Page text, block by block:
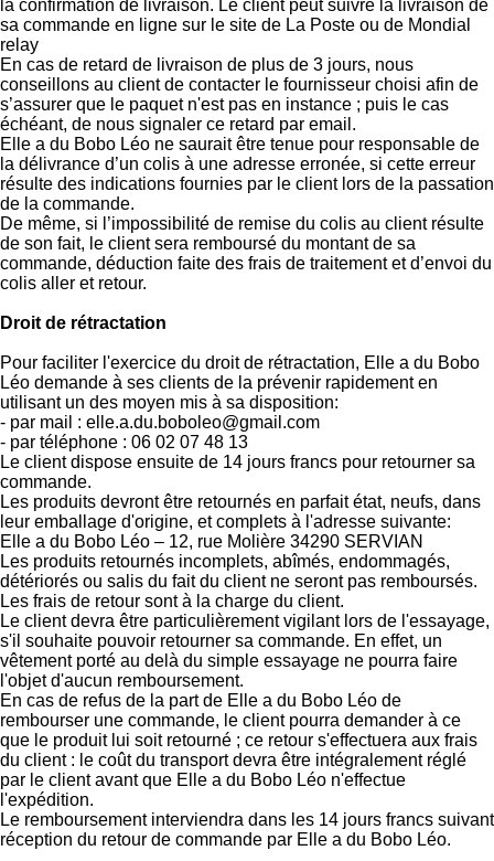
la confirmation de livraison. Le client peut suivre la livraison de
sa commande en ligne sur le site de La Poste ou de Mondial
relay
En cas de retard de livraison de plus de 3 jours, nous
conseillons au client de contacter le fournisseur choisi afin de
s’assurer que le paquet n'est pas en instance ; puis le cas
échéant, de nous signaler ce retard par email.
Elle a du Bobo Léo ne saurait être tenue pour responsable de
la délivrance d’un colis à une adresse erronée, si cette erreur
résulte des indications fournies par le client lors de la passation
de la commande.
De même, si l’impossibilité de remise du colis au client résulte
de son fait, le client sera remboursé du montant de sa
commande, déduction faite des frais de traitement et d’envoi du
colis aller et retour.
Droit de rétractation
Pour faciliter l'exercice du droit de rétractation, Elle a du Bobo
Léo demande à ses clients de la prévenir rapidement en
utilisant un des moyen mis à sa disposition:
- par mail : elle.a.du.boboleo@gmail.com
- par téléphone : 06 02 07 48 13
Le client dispose ensuite de 14 jours francs pour retourner sa
commande.
Les produits devront être retournés en parfait état, neufs, dans
leur emballage d'origine, et complets à l'adresse suivante:
Elle a du Bobo Léo – 12, rue Molière 34290 SERVIAN
Les produits retournés incomplets, abîmés, endommagés,
détériorés ou salis du fait du client ne seront pas remboursés.
Les frais de retour sont à la charge du client.
Le client devra être particulièrement vigilant lors de l'essayage,
s'il souhaite pouvoir retourner sa commande. En effet, un
vêtement porté au delà du simple essayage ne pourra faire
l'objet d'aucun remboursement.
En cas de refus de la part de Elle a du Bobo Léo de
rembourser une commande, le client pourra demander à ce
que le produit lui soit retourné ; ce retour s'effectuera aux frais
du client : le coût du transport devra être intégralement réglé
par le client avant que Elle a du Bobo Léo n'effectue
l'expédition.
Le remboursement interviendra dans les 14 jours francs suivant
réception du retour de commande par Elle a du Bobo Léo.